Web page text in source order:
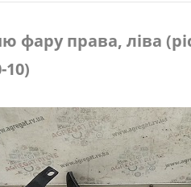
фару права, ліва
10)